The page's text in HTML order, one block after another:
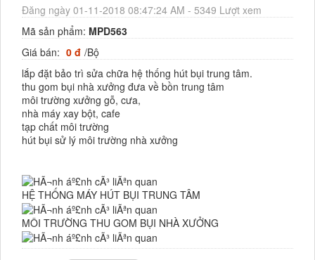
Đăng ngày 01-11-2018 08:47:24 AM - 5349 Lượt xem
Mã sản phẩm: MPD563
Giá bán: 0 đ /Bộ
lắp đặt bảo trì sửa chữa hệ thống hút bụi trung tâm.
thu gom bụi nhà xưởng đưa về bồn trung tâm
môi trường xưởng gỗ, cưa,
nhà máy xay bột, cafe
tạp chất môi trường
hút bụi sử lý môi trường nhà xưởng
HỆ THỐNG MÁY HÚT BỤI TRUNG TÂM
MÔI TRƯỜNG THU GOM BỤI NHÀ XƯỞNG